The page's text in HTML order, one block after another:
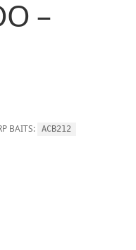
–
BAITS: ACB212